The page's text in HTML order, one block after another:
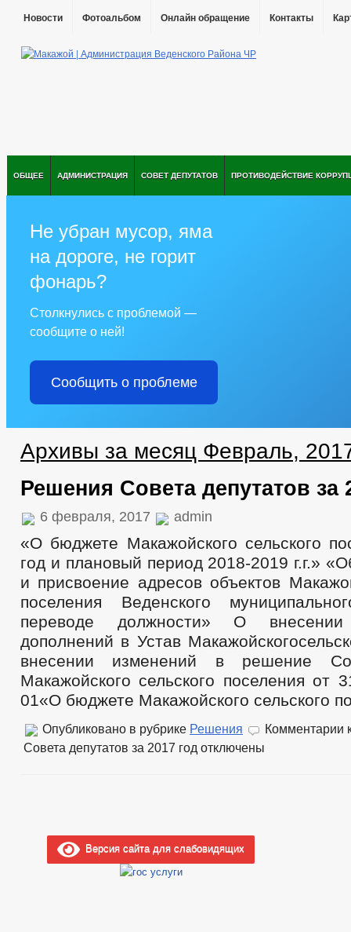
Новости Фотоальбом Онлайн обращение Контакты
ОБЩЕЕ АДМИНИСТРАЦИЯ СОВЕТ ДЕПУТАТОВ ПРОТИВОДЕЙСТВИЕ
Не убран мусор, яма
на дороге, не горит
фонарь?
Столкнулись с проблемой —
сообщите о ней!
Сообщить о проблеме
Архивы за месяц Февраль,
Решения Совета депутатов за
6 февраля, 2017 admin
«О бюджете Макажойского сельского
год и плановый период 2018-2019 г.г.»
и присвоение адресов объектов
поселения Веденского
переводе должности» О
дополнений в Устав
внесении изменений в решение
Макажойского сельского поселения от
01«О бюджете Макажойского сельского
Опубликовано в рубрике Решения Комментарии
Совета депутатов за 2017 год отключены
Версия сайта для слабовидящих